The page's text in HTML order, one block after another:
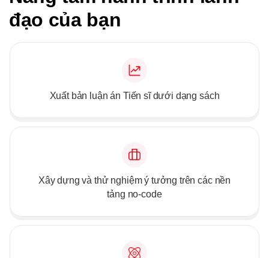
đạo của bạn
Xuất bản luận án Tiến sĩ dưới dạng sách
Xây dựng và thử nghiệm ý tưởng trên các nền
tảng no-code